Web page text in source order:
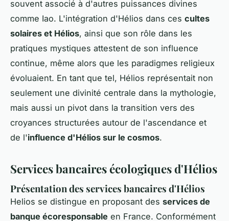
souvent associé à d'autres puissances divines
comme Iao. L'intégration d'Hélios dans ces cultes
solaires et Hélios, ainsi que son rôle dans les
pratiques mystiques attestent de son influence
continue, même alors que les paradigmes religieux
évoluaient. En tant que tel, Hélios représentait non
seulement une divinité centrale dans la mythologie,
mais aussi un pivot dans la transition vers des
croyances structurées autour de l'ascendance et
de l'influence d'Hélios sur le cosmos.
Services bancaires écologiques d'Hélios
Présentation des services bancaires d'Hélios
Helios se distingue en proposant des services de
banque écoresponsable en France. Conformément